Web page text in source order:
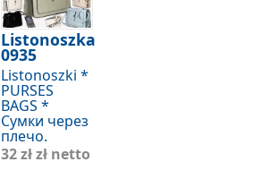
Listonoszka
0935
Listonoszki *
PURSES
BAGS *
Сумки через
плечо.
32 złzł netto